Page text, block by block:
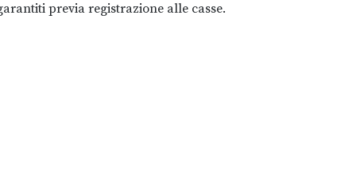
previa registrazione alle casse.